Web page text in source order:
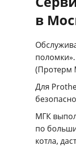
в
(Протерм
Для
МГК
по
котла,